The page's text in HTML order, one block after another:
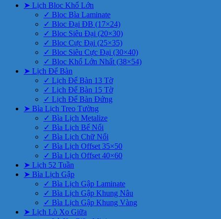
➤ Lịch Bloc Khổ Lớn
✓ Bloc Bìa Laminate
✓ Bloc Đại ĐB (17×24)
✓ Bloc Siêu Đại (20×30)
✓ Bloc Cực Đại (25×35)
✓ Bloc Siêu Cực Đại (30×40)
✓ Bloc Khổ Lớn Nhất (38×54)
➤ Lịch Để Bàn
✓ Lịch Để Bàn 13 Tờ
✓ Lịch Để Bàn 15 Tờ
✓ Lịch Để Bàn Đứng
➤ Bìa Lịch Treo Tường
✓ Bìa Lịch Metalize
✓ Bìa Lịch Bế Nổi
✓ Bìa Lịch Chữ Nổi
✓ Bìa Lịch Offset 35×50
✓ Bìa Lịch Offset 40×60
➤ Lịch 52 Tuần
➤ Bìa Lịch Gập
✓ Bìa Lịch Gập Laminate
✓ Bìa Lịch Gập Khung Nâu
✓ Bìa Lịch Gập Khung Vàng
➤ Lịch Lò Xo Giữa